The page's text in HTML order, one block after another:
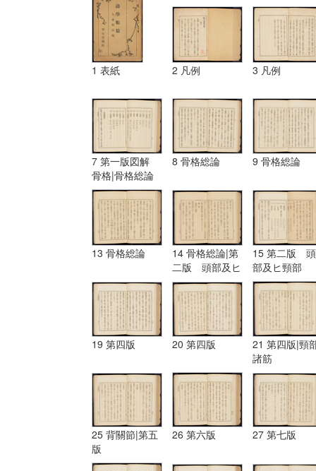
1 表紙 2 凡例 3 凡例
7 第一版図解
骨格|骨格総論
8 骨格総論 9 骨格総論
13 骨格総論
14 骨格総論|第
二版 頭部及ヒ
頸部
15 第二版 頭
部及ヒ頸部
19 第四版 20 第四版
21 第四版|頸
諸筋
25 背關節|第五
版
26 第六版 27 第七版